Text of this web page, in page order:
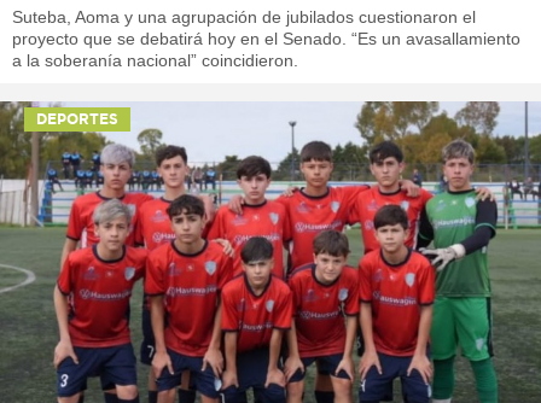
Suteba, Aoma y una agrupación de jubilados cuestionaron el
proyecto que se debatirá hoy en el Senado. “Es un avasallamiento
a la soberanía nacional” coincidieron.
DEPORTES